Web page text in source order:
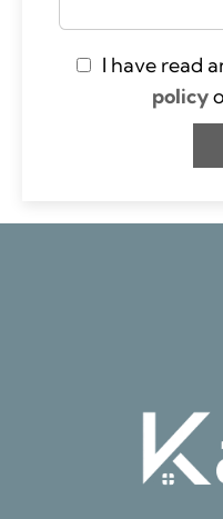
I have read
policy